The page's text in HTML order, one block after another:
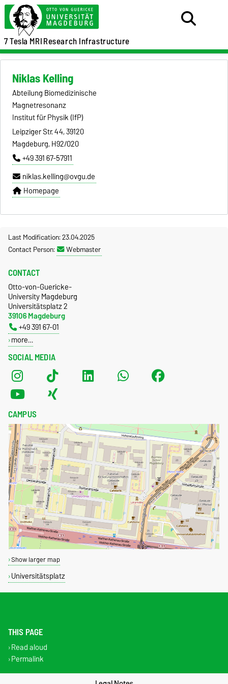
7 Tesla MRIResearch Infrastructure
Niklas Kelling
Abteilung Biomedizinische
Magnetresonanz
Institut für Physik (IfP)
Leipziger Str. 44, 39120
Magdeburg, H92/020
+49 391 67-57911
niklas.kelling@ovgu.de
Homepage
Last Modification: 23.04.2025
Contact Person:
Webmaster
SOCIAL MEDIA
CONTACT
Otto-von-Guericke-
University Magdeburg
Universitätsplatz 2
39106 Magdeburg
+49 391 67-01
more…
CAMPUS
Show larger map
Universitätsplatz
THIS PAGE
Read aloud
Permalink